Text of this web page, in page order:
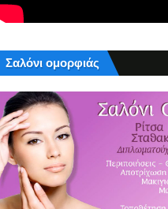
Σαλόνι ομορφιάς